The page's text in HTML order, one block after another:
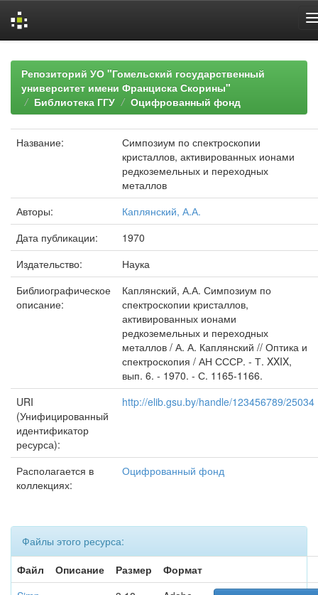
navigationРепозиторий УО "Гомельский государственный
университет имени Франциска Скорины"
Библиотека ГГУ
Оцифрованный фонд
Название:
Симпозиум по спектроскопии
кристаллов, активированных ионами
редкоземельных и переходных
металлов
Авторы:
Каплянский, А.А.
Дата публикации:
1970
Издательство:
Наука
Библиографическое
описание:
Каплянский, А.А. Симпозиум по
спектроскопии кристаллов,
активированных ионами
редкоземельных и переходных
металлов / А. А. Каплянский // Оптика и
спектроскопия / АН СССР. - Т. XXIX,
вып. 6. - 1970. - С. 1165-1166.
URI
(Унифицированный
идентификатор
ресурса):
http://elib.gsu.by/handle/123456789/25034
Располагается в
коллекциях:
Оцифрованный фонд
Файлы этого ресурса:
Файл
Описание Размер
Формат